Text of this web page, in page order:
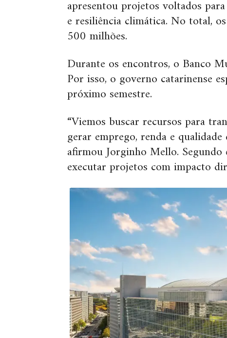
apresentou projetos voltados
e resiliência climática. No total, os
500 milhões.
Durante os encontros, o Banco
Por isso, o governo catarinense
próximo semestre.
“Viemos buscar recursos para
gerar emprego, renda e
afirmou Jorginho Mello.
executar projetos com impacto